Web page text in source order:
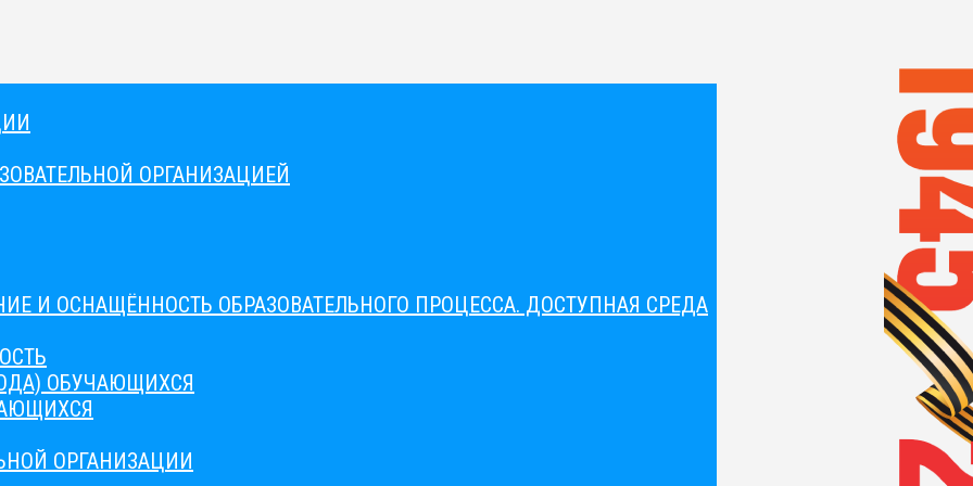
ОРГАНИЗАЦИЕЙ
И ОСНАЩЁННОСТЬ ОБРАЗОВАТЕЛЬНОГО ПРОЦЕССА. ДОСТУПНАЯ СРЕДА
ОБУЧАЮЩИХСЯ
ОРГАНИЗАЦИИ